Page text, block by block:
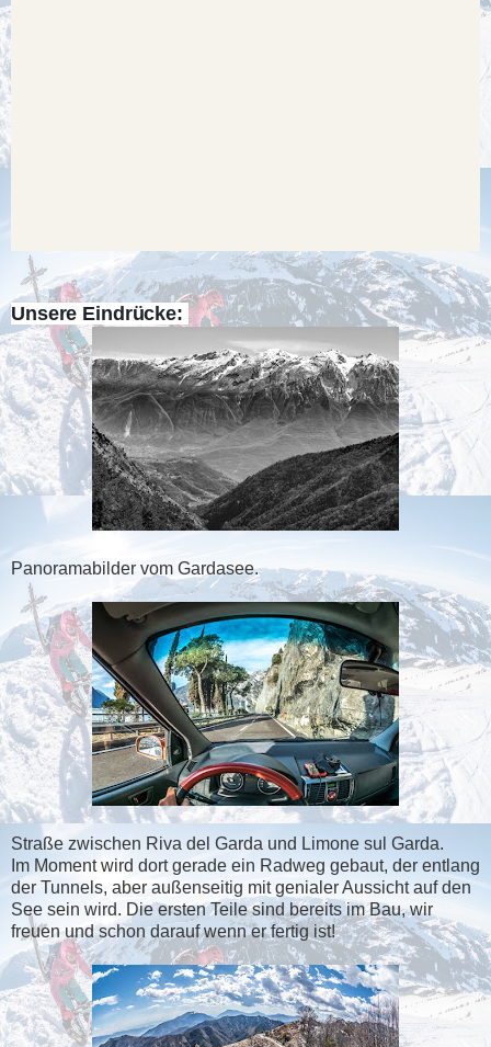
Unsere Eindrücke:
Panoramabilder vom Gardasee.
Straße zwischen Riva del Garda und Limone sul Garda.
Im Moment wird dort gerade ein Radweg gebaut, der entlang
der Tunnels, aber außenseitig mit genialer Aussicht auf den
See sein wird. Die ersten Teile sind bereits im Bau, wir
freuen und schon darauf wenn er fertig ist!